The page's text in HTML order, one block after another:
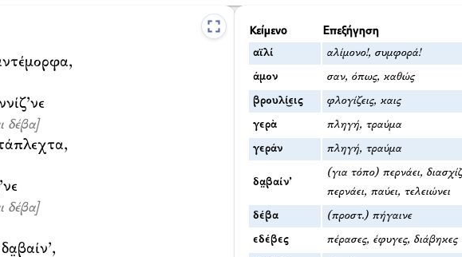
δέβα]
δέβα]
Κείμενο Επεξήγηση
αϊλί αλίμονο!, συμφορά!
άμον σαν, όπως, καθώς
βρουλί͜εις φλογίζεις, καις
γερὰ πληγή, τραύμα
γεράν πληγή, τραύμα
δα̤βαίν’
(για τόπο) περνάει,
περνάει, παύει, τελειώνει
δέβα (προστ.) πήγαινε
εδέβες πέρασες, έφυγες, διάβηκες